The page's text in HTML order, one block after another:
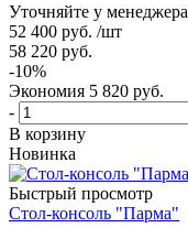
Уточняйте у менеджера
52 400 руб. /шт
58 220 руб.
-10%
Экономия 5 820 руб.
-
В корзину
Новинка
Быстрый просмотр
Стол-консоль "Парма"